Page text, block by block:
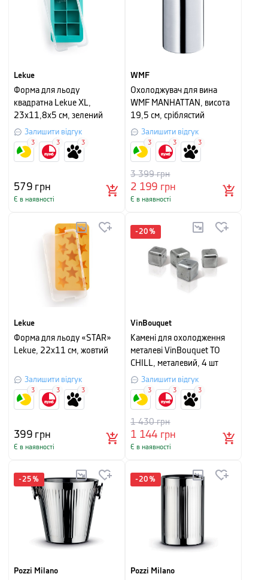
Lekue
Форма для льоду
квадратна Lekue XL,
23х11,8х5 см, зелений
Залишити відгук
579грн
Є в наявності
3 3 3
WMF
Охолоджувач для вина
WMF MANHATTAN, висота
19,5 см, сріблястий
Залишити відгук
2 199 грн
3 399грн
Є в наявності
3 3 3
Lekue
Форма для льоду «STAR»
Lekue, 22х11 см, жовтий
Залишити відгук
399грн
Є в наявності
3 3 3
-20 %
VinBouquet
Камені для охолодження
металеві VinBouquet TO
CHILL, металевий, 4 шт
Залишити відгук
1 144 грн
1 430грн
Є в наявності
3 3 3
-25 %
Pozzi Milano
-20 %
Pozzi Milano